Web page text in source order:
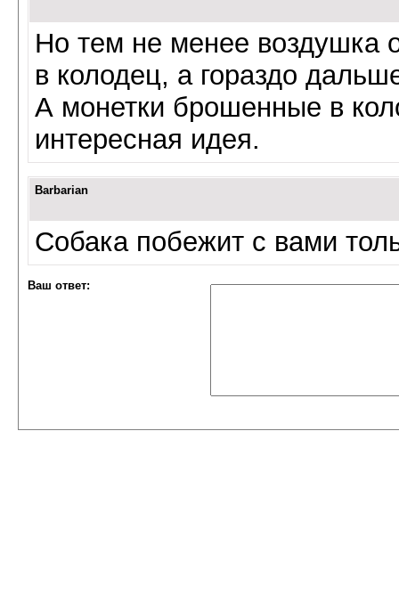
Но тем не менее воздушка
в колодец, а гораздо
А монетки брошенные в
интересная идея.
Barbarian
Собака побежит с вами
Ваш ответ: